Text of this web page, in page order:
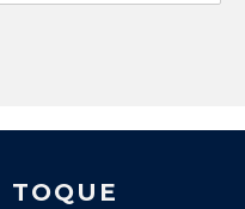
TOQUE